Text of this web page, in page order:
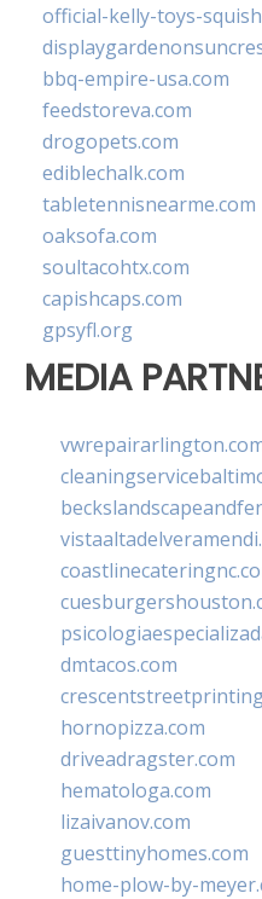
official-kelly-toys-
bbq-empire-usa.com
feedstoreva.com
drogopets.com
ediblechalk.com
tabletennisnearme.com
oaksofa.com
soultacohtx.com
capishcaps.com
gpsyfl.org
MEDIA
dmtacos.com
hornopizza.com
driveadragster.com
hematologa.com
lizaivanov.com
guesttinyhomes.com
home-plow-by-